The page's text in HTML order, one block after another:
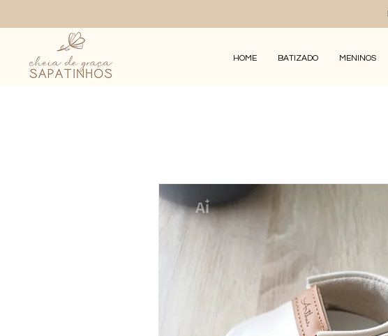
HOME BATIZADO MENINOS